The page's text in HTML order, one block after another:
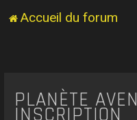
Accueil du forum
PLANÈTE